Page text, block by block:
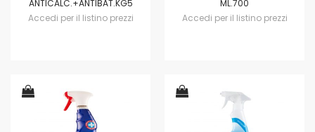
ANTICALC.+ANTIBAT.KG5
Accedi per il listino prezzi
ML.700
Accedi per il listino prezzi